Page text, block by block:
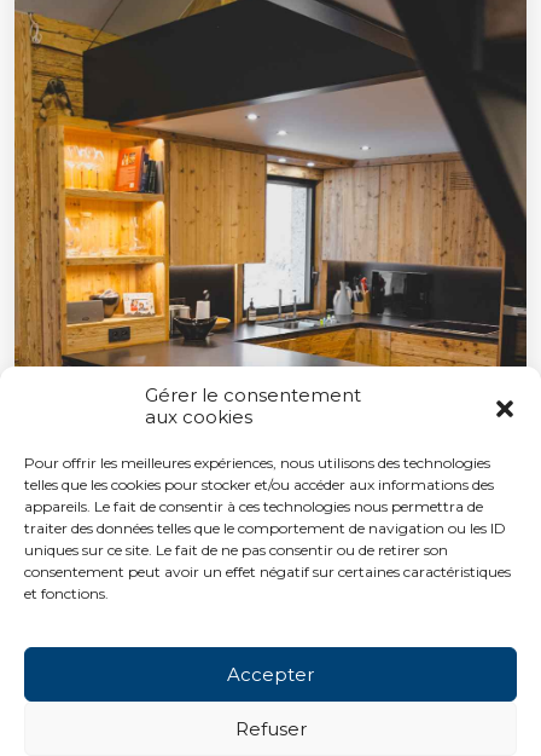
Gérer le consentement
aux cookies
Pour offrir les meilleures expériences, nous utilisons des technologies
telles que les cookies pour stocker et/ou accéder aux informations des
appareils. Le fait de consentir à ces technologies nous permettra de
traiter des données telles que le comportement de navigation ou les ID
uniques sur ce site. Le fait de ne pas consentir ou de retirer son
consentement peut avoir un effet négatif sur certaines caractéristiques
et fonctions.
Accepter
Refuser